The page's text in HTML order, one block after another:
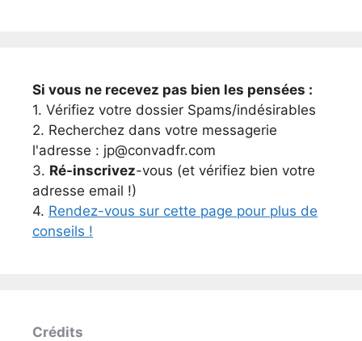
Si vous ne recevez pas bien les pensées :
1. Vérifiez votre dossier Spams/indésirables
2. Recherchez dans votre messagerie
l'adresse : jp@convadfr.com
3. Ré-inscrivez-vous (et vérifiez bien votre
adresse email !)
4. Rendez-vous sur cette page pour plus de
conseils !
Crédits